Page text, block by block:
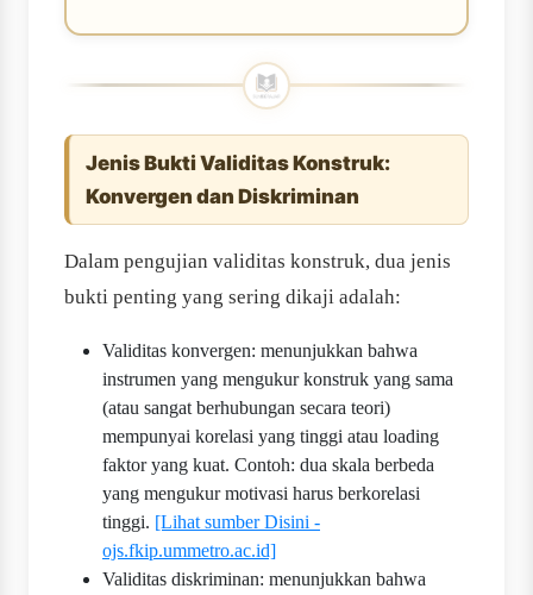
Jenis Bukti Validitas Konstruk:
Konvergen dan Diskriminan
Dalam pengujian validitas konstruk, dua jenis
bukti penting yang sering dikaji adalah:
Validitas konvergen: menunjukkan bahwa
instrumen yang mengukur konstruk yang sama
(atau sangat berhubungan secara teori)
mempunyai korelasi yang tinggi atau loading
faktor yang kuat. Contoh: dua skala berbeda
yang mengukur motivasi harus berkorelasi
tinggi. [Lihat sumber Disini -
ojs.fkip.ummetro.ac.id]
Validitas diskriminan: menunjukkan bahwa